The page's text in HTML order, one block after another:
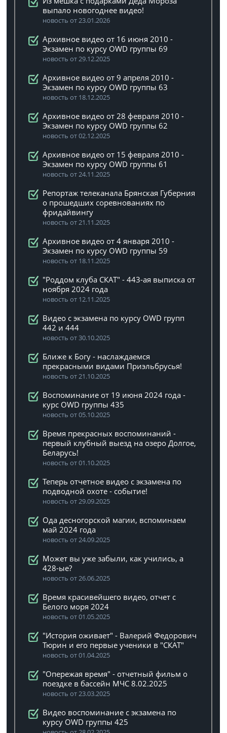
выпало новогоднее видео!
новость от 23.01.2026
Архивное видео от 16 июня 2010 -
Экзамен по курсу OWD группы 69
новость от 29.12.2025
Архивное видео от 9 апреля 2010 -
Экзамен по курсу OWD группы 63
новость от 18.12.2025
Архивное видео от 28 февраля 2010 -
Экзамен по курсу OWD группы 62
новость от 02.12.2025
Архивное видео от 15 февраля 2010 -
Экзамен по курсу OWD группы 61
новость от 24.11.2025
Репортаж телеканала Брянская Губерния
о прошедших соревнованиях по
фридайвингу
новость от 21.11.2025
Архивное видео от 4 января 2010 -
Экзамен по курсу OWD группы 59
новость от 18.11.2025
"Роддом клуба СКАТ" - 443-ая выписка от
ноября 2024 года
новость от 12.11.2025
Видео с экзамена по курсу OWD групп
442 и 444
новость от 30.10.2025
Ближе к Богу - наслаждаемся
прекрасными видами Приэльбрусья!
новость от 21.10.2025
Воспоминание от 19 июня 2024 года -
курс OWD группы 435
новость от 05.10.2025
Время прекрасных воспоминаний -
первый клубный выезд на озеро Долгое,
Беларусь!
новость от 01.10.2025
Теперь отчетное видео с экзамена по
подводной охоте - событие!
новость от 29.09.2025
Ода десногорской магии, вспоминаем
май 2024 года
новость от 24.09.2025
Может вы уже забыли, как учились, а
428-ые?
новость от 26.06.2025
Время красивейшего видео, отчет с
Белого моря 2024
новость от 01.05.2025
"История оживает" - Валерий Федорович
Тюрин и его первые ученики в "СКАТ"
новость от 01.04.2025
"Опережая время" - отчетный фильм о
поездке в бассейн МЧС 8.02.2025
новость от 23.03.2025
Видео воспоминание с экзамена по
курсу OWD группы 425